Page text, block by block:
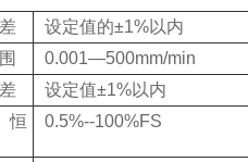
设定值的±1%以内
0.001—500mm/min
设定值±1%以内
恒
0.5%--100%FS